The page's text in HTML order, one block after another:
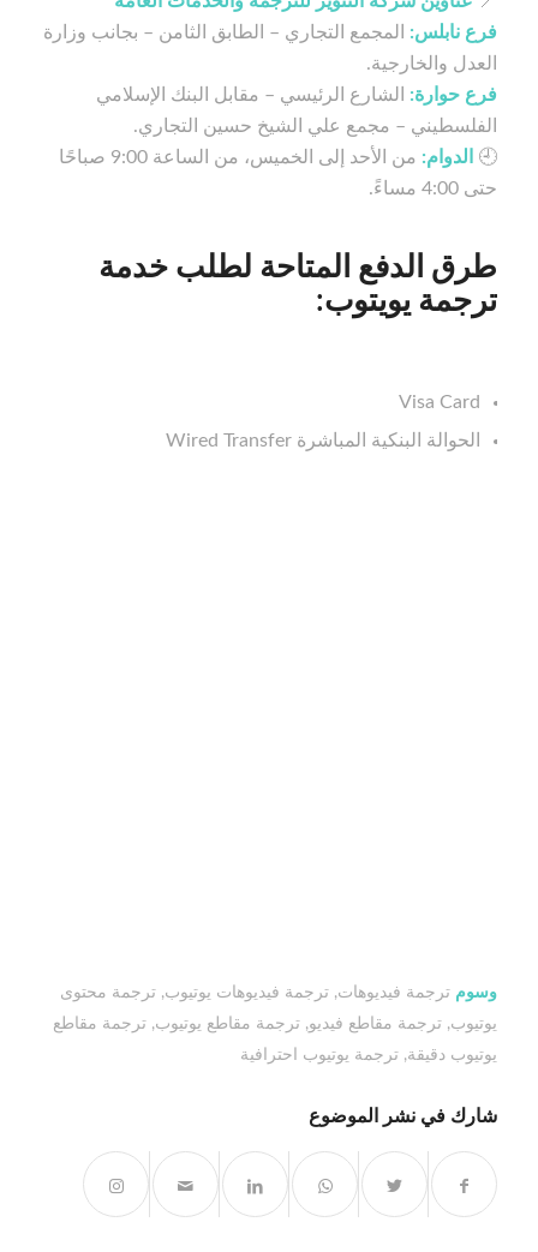
فرع نابلس: المجمع التجاري – الطابق الثامن – بجانب وزارة
العدل والخارجية.
فرع حوارة: الشارع الرئيسي – مقابل البنك الإسلامي
الفلسطيني – مجمع علي الشيخ حسين التجاري.
🕘
الدوام:
من الأحد إلى الخميس، من الساعة 9:00 صباحًا
حتى 4:00 مساءً.
طرق الدفع المتاحة لطلب خدمة
ترجمة يويتوب:
Visa Card
الحوالة البنكية المباشرة Wired Transfer
وسوم ترجمة فيديوهات, ترجمة فيديوهات يوتيوب, ترجمة محتوى
يوتيوب, ترجمة مقاطع فيديو, ترجمة مقاطع يوتيوب, ترجمة مقاطع
يوتيوب دقيقة, ترجمة يوتيوب احترافية
شارك في نشر الموضوع